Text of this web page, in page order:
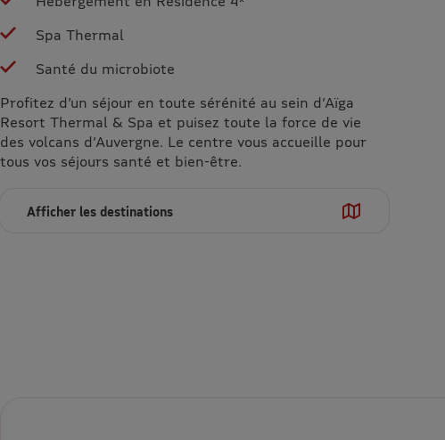
Spa Thermal
Santé du microbiote
Profitez d’un séjour en toute sérénité au sein d’Aïga
Resort Thermal & Spa et puisez toute la force de vie
des volcans d’Auvergne. Le centre vous accueille pour
tous vos séjours santé et bien-être.
Afficher les destinations